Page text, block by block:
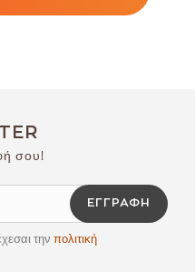
σου!
ΕΓΓΡΑΦΉ
την πολιτική